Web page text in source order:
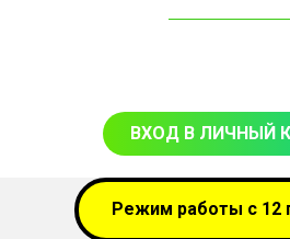
ВХОД В ЛИЧНЫЙ
Режим работы с 12